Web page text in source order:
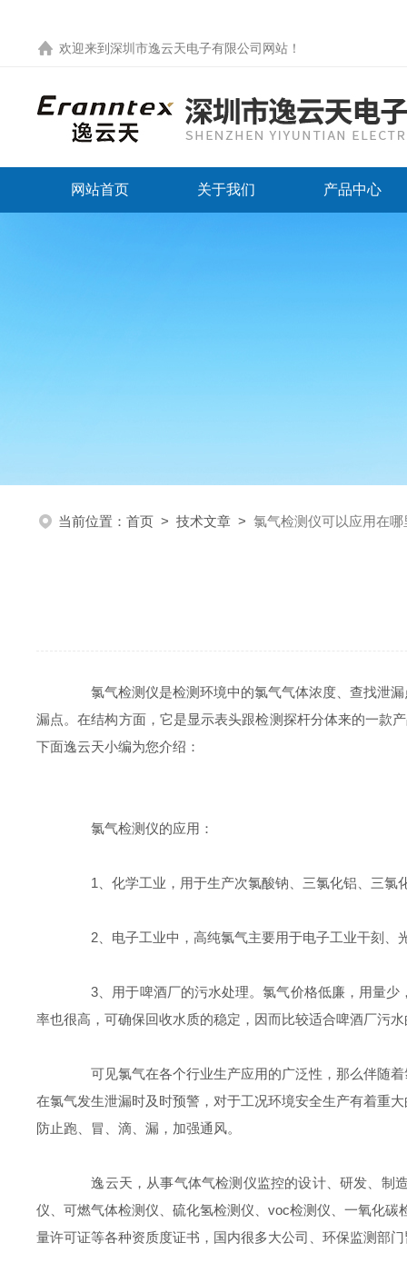
欢迎来到 深圳市逸云天电子有限公司网站 ！
网站首页 关于我们 产品中心
当前位置： 首页 > 技术文章 > 氯气检测仪可以应用在哪
氯气检测仪是检测环境中的氯气气体浓度、查找泄漏
漏点。在结构方面，它是显示表头跟检测探杆分体来的一款
下面逸云天小编为您介绍：
氯气检测仪的应用：
1、化学工业，用于生产次氯酸钠、三氯化铝、三氯
2、电子工业中，高纯氯气主要用于电子工业干刻、
3、用于啤酒厂的污水处理。氯气价格低廉，用量少
率也很高，可确保回收水质的稳定，因而比较适合啤酒厂污
可见氯气在各个行业生产应用的广泛性，那么伴随着
在氯气发生泄漏时及时预警，对于工况环境安全生产有着重
防止跑、冒、滴、漏，加强通风。
逸云天，从事气体气检测仪监控的设计、研发、制造
仪、可燃气体检测仪、硫化氢检测仪、voc检测仪、一氧化
量许可证等各种资质度证书，国内很多大公司、环保监测部